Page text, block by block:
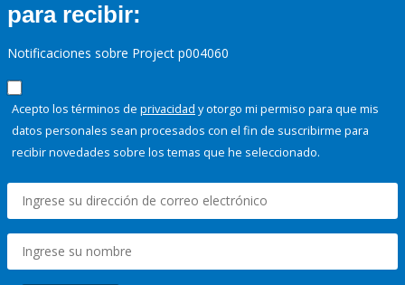
para recibir:
Notificaciones sobre Project p004060
Acepto los términos de privacidad y otorgo mi permiso para que mis
datos personales sean procesados con el fin de suscribirme para
recibir novedades sobre los temas que he seleccionado.